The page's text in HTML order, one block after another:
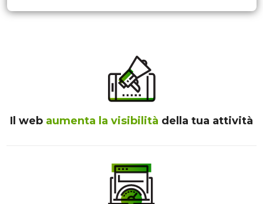
Il web aumenta la visibilità della tua attività